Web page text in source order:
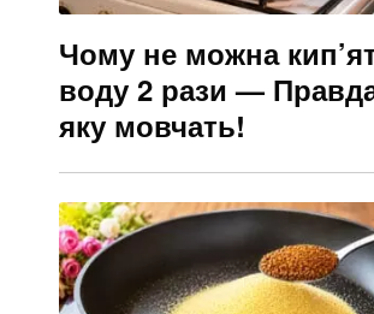
Чому не можна
воду 2 рази —
яку мовчать!